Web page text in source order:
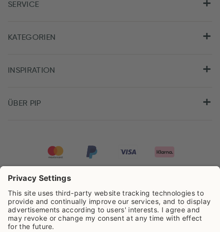
SERVICE
KATEGORIEN
INSPIRATION
ÜBER PIP